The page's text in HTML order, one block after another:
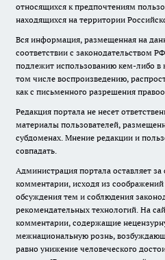
относящихся к предпочтениям
находящихся на территории
Вся информация, размещенная на
соответствии с законодательством
подлежит использованию кем-либо
том числе воспроизведению,
как с письменного разрешения
Редакция портала не несет
материалы пользователей,
субдоменах. Мнение редакции и
совпадать.
Администрация портала оставляет
комментарии, исходя из соображений
обсуждения тем и соблюдения
рекомендательных технологий. На
комментарии, содержащие
межнациональную рознь,
равно унижение человеческого